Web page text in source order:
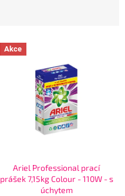
Akce
Ariel Professional prací
prášek 7,15kg Colour - 110W - s
úchytem